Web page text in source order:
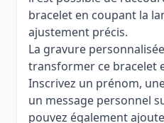
bracelet en coupant la
ajustement précis.
La gravure
transformer ce bracelet
Inscrivez un prénom,
un message personnel
pouvez également